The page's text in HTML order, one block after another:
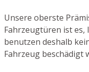
Unsere oberste
Fahrzeugtüren ist es,
benutzen deshalb
Fahrzeug beschädigt